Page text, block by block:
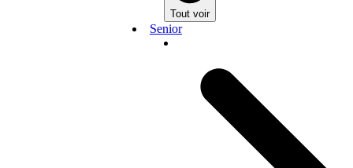
Tout voir
Senior